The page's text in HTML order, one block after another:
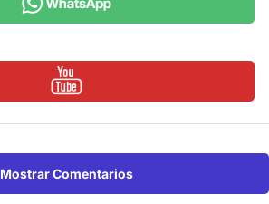
Mostrar Comentarios